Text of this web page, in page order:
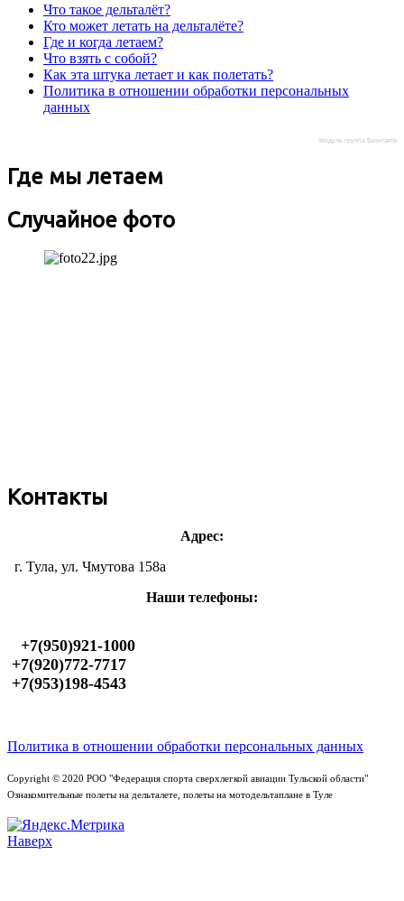
Что такое дельталёт?
Кто может летать на дельталёте?
Где и когда летаем?
Что взять с собой?
Как эта штука летает и как полетать?
Политика в отношении обработки персональных
данных
Модуль группа Вконтакте
Где мы летаем
Случайное фото
Контакты
Адрес:
г. Тула, ул. Чмутова 158а
Наши телефоны:
+7(950)921-1000
+7(920)772-7717
+7(953)198-4543
Политика в отношении обработки персональных данных
Copyright © 2020 РОО "Федерация спорта сверхлегкой авиации Тульской области"
Ознакомительные полеты на дельталете, полеты на мотодельтаплане в Туле
Наверх